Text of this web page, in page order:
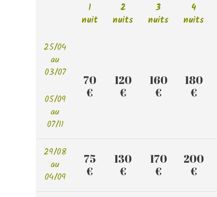
1
nuit
2
nuits
3
nuits
4
nuits
25/04
au
03/07
70
€
120
€
160
€
180
€
05/09
au
07/11
29/08
au
04/09
75
€
130
€
170
€
200
€